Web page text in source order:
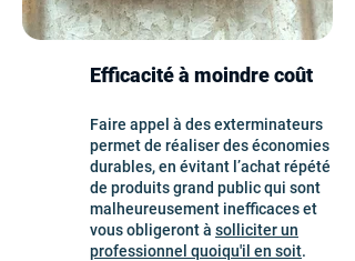
Efficacité à moindre coût
Faire appel à des exterminateurs
permet de réaliser des économies
durables, en évitant l’achat répété
de produits grand public qui sont
malheureusement inefficaces et
vous obligeront à solliciter un
professionnel quoiqu'il en soit.